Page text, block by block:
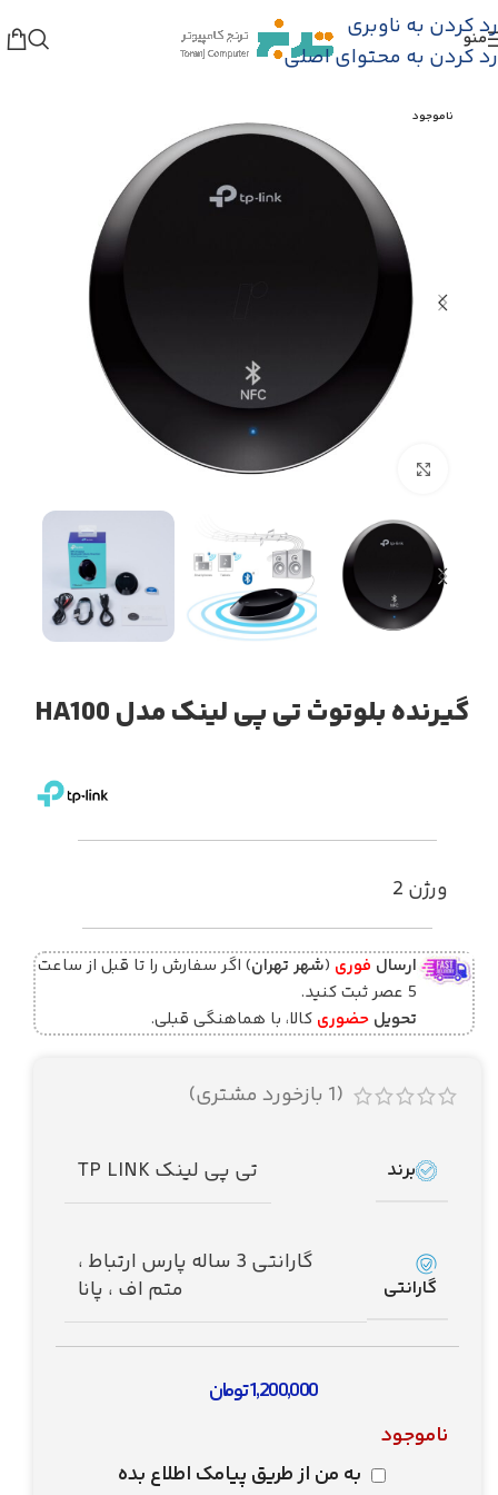
رد کردن به ناوبری
رد کردن به محتوای اصلی
منو
خانه/فروشگاه/لوازم جانبی/ اسپیکر و هندزفری
ناموجود
بزرگنمایی تصویر
گیرنده بلوتوث تی پی لینک مدل HA100
ورژن 2
ارسال فوری (شهر تهران) اگر سفارش را تا قبل از ساعت
5 عصر ثبت کنید.
تحویل حضوری کالا، با هماهنگی قبلی.
(
1 بازخورد مشتری)
برند تی پی لینک TP LINK
گارانتی
گارانتی 3 ساله پارس ارتباط ،
متم اف ، پانا
1,200,000تومان
ناموجود
به من از طریق پیامک اطلاع بده